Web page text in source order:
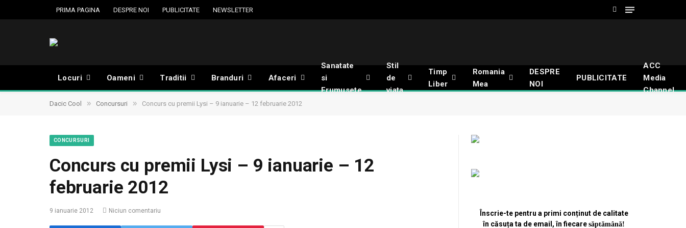
PRIMA PAGINA DESPRE NOI PUBLICITATE NEWSLETTER
Locuri Oameni Traditii Branduri Afaceri
Sanatate
si
Frumusete
Stil
de
viata
Timp
Liber
Romania
Mea
DESPRE
NOI
PUBLICITATE
ACC
Media
Channel
Dacic Cool » Concursuri » Concurs cu premii Lysi – 9 ianuarie – 12 februarie 2012
CONCURSURI
Concurs cu premii Lysi – 9 ianuarie – 12
februarie 2012
9 ianuarie 2012 Niciun comentariu
Înscrie-te pentru a primi conținut de calitate
în căsuța ta de email, în fiecare săptămână!